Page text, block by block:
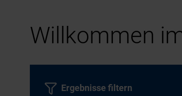
Willkommen
Ergebnisse filtern